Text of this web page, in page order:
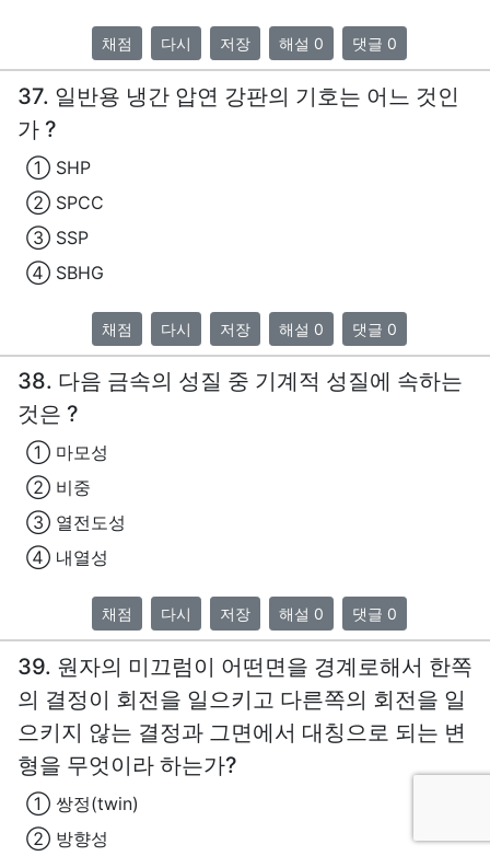
채점 다시 저장 해설 0 댓글 0
37. 일반용 냉간 압연 강판의 기호는 어느 것인
가 ?
① SHP
② SPCC
③ SSP
④ SBHG
채점 다시 저장 해설 0 댓글 0
38. 다음 금속의 성질 중 기계적 성질에 속하는
것은 ?
① 마모성
② 비중
③ 열전도성
④ 내열성
채점 다시 저장 해설 0 댓글 0
39. 원자의 미끄럼이 어떤면을 경계로해서 한쪽
의 결정이 회전을 일으키고 다른쪽의 회전을 일
으키지 않는 결정과 그면에서 대칭으로 되는 변
형을 무엇이라 하는가?
① 쌍정(twin)
② 방향성